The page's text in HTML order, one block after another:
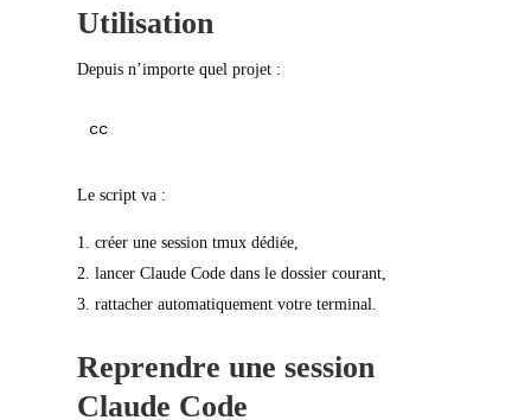
Utilisation
Depuis n’importe quel projet :
cc
Le script va :
créer une session tmux dédiée,
lancer Claude Code dans le dossier courant,
rattacher automatiquement votre terminal.
Reprendre une session
Claude Code